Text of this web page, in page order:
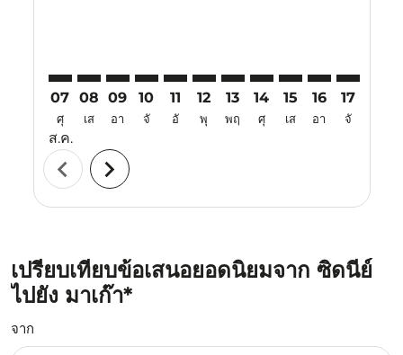
07
ศุ
ส.ค.
08
เส
09
อา
10
จั
11
อั
12
พุ
13
พฤ
14
ศุ
15
เส
16
อา
17
จั
chevron_left chevron_right
เปรียบเทียบข้อเสนอยอดนิยมจาก ซิดนีย์
ไปยัง มาเก๊า*
จาก